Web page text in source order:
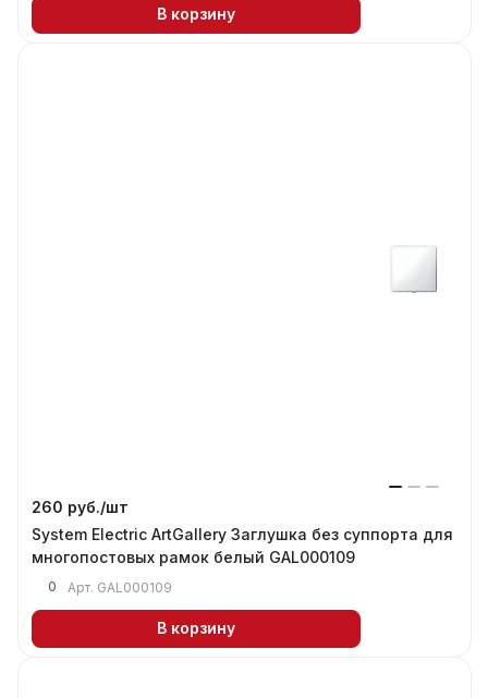
В корзину
260 руб./шт
System Electric ArtGallery Заглушка без суппорта для
многопостовых рамок белый GAL000109
0 Арт. GAL000109
В корзину